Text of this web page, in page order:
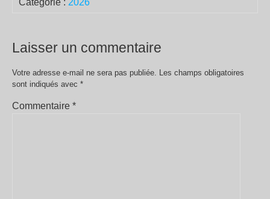
Catégorie : 2026
Laisser un commentaire
Votre adresse e-mail ne sera pas publiée. Les champs obligatoires
sont indiqués avec *
Commentaire *